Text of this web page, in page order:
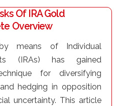
Of IRA Gold
Overview
means of Individual
(IRAs) has gained
for diversifying
hedging in opposition
uncertainty. This article